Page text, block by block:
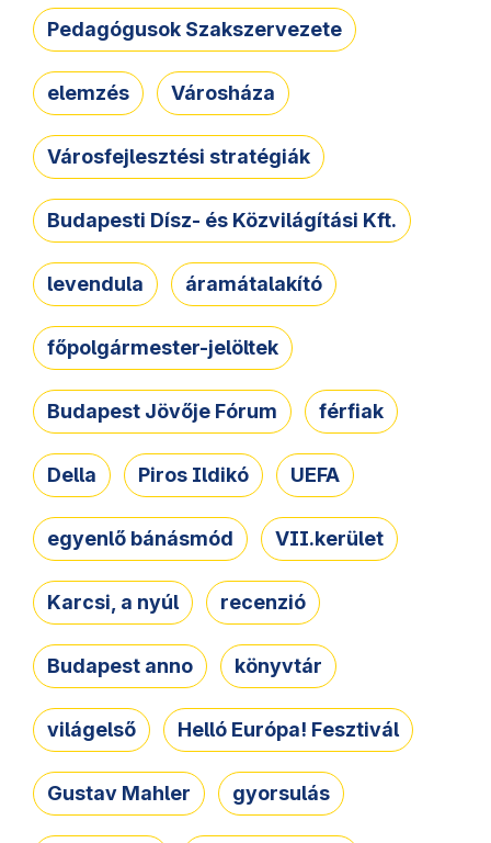
Pedagógusok Szakszervezete
elemzés Városháza
Városfejlesztési stratégiák
Budapesti Dísz- és Közvilágítási Kft.
levendula áramátalakító
főpolgármester-jelöltek
Budapest Jövője Fórum férfiak
Della Piros Ildikó UEFA
egyenlő bánásmód VII.kerület
Karcsi, a nyúl recenzió
Budapest anno könyvtár
világelső Helló Európa! Fesztivál
Gustav Mahler gyorsulás